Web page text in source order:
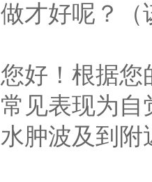
做才好呢？（
您好！根据您
常见表现为自
水肿波及到附